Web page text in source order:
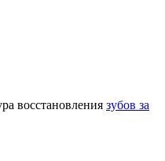
восстановления зубов за